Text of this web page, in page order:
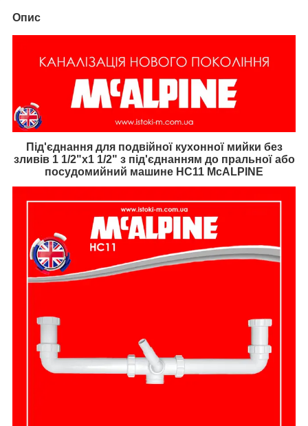
Опис
Під'єднання для подвійної кухонної мийки без
зливів 1 1/2"х1 1/2" з під'єднанням до пральної або
посудомийний машине HC11 McALPINE